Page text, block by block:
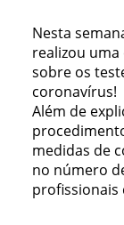
Nesta
realizou
sobre os
coronavírus!
Além de
medidas de
no número
profissionais